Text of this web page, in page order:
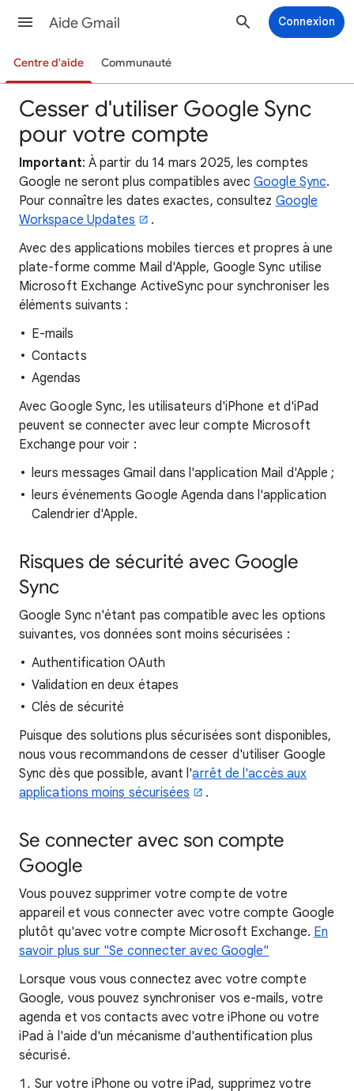
Aide Gmail Connexion
Centre d'aide Communauté
Cesser d'utiliser Google Sync
pour votre compte
Important: À partir du 14 mars 2025, les comptes
Google ne seront plus compatibles avecGoogle Sync.
Pour connaître les dates exactes, consultez Google
Workspace Updates
.
Avec des applications mobiles tierces et propres à une
plate-forme comme Mail d'Apple, Google Sync utilise
Microsoft Exchange ActiveSync pour synchroniser les
éléments suivants :
E-mails
Contacts
Agendas
Avec Google Sync, les utilisateurs d'iPhone et d'iPad
peuvent se connecter avec leur compte Microsoft
Exchange pour voir :
leurs messages Gmail dans l'application Mail d'Apple ;
leurs événements Google Agenda dans l'application
Calendrier d'Apple.
Risques de sécurité avec Google
Sync
Google Sync n'étant pas compatible avec les options
suivantes, vos données sont moins sécurisées :
Authentification OAuth
Validation en deux étapes
Clés de sécurité
Puisque des solutions plus sécurisées sont disponibles,
nous vous recommandons de cesser d'utiliser Google
Sync dès que possible, avant l'arrêt de l'accès aux
applications moins sécurisées
.
Se connecter avec son compte
Google
Vous pouvez supprimer votre compte de votre
appareil et vous connecter avec votre compte Google
plutôt qu'avec votre compte Microsoft Exchange. En
savoir plus sur "Se connecter avec Google"
Lorsque vous vous connectez avec votre compte
Google, vous pouvez synchroniser vos e-mails, votre
agenda et vos contacts avec votre iPhone ou votre
iPad à l'aide d'un mécanisme d'authentification plus
sécurisé.
Sur votre iPhone ou votre iPad, supprimez votre